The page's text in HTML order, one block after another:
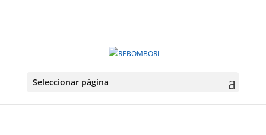
Seleccionar página